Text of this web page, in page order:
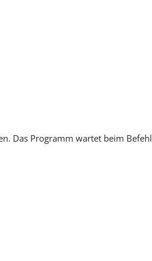
Das Programm wartet beim Befehl